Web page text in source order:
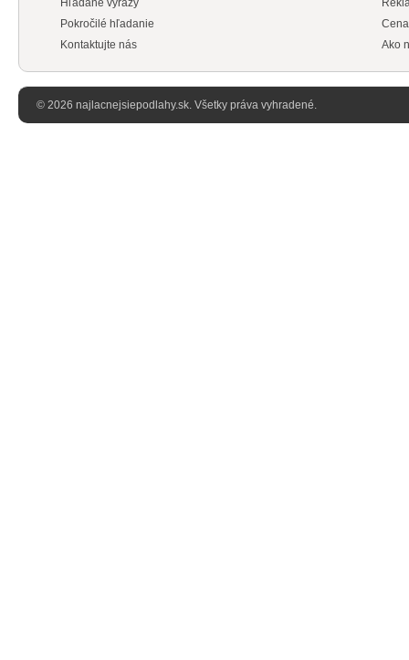
Hľadané výrazy
Pokročilé hľadanie
Kontaktujte nás
Ako
© 2026 najlacnejsiepodlahy.sk. Všetky práva vyhradené.